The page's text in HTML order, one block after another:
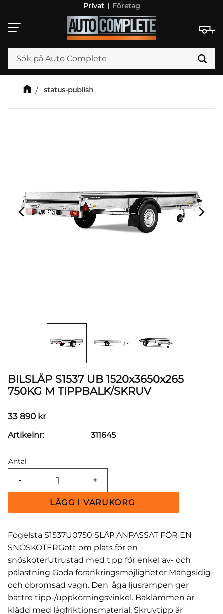
Meny
Privat Företag
status-publish
BILSLÄP S1537 UB 1520x3650x265
750KG M TIPPBALK/SKRUV
33 890 kr
Antal
+
-
Artikelnr 311645
Fogelsta S1537U0750 SLÄP ANPASSAT FÖR EN
SNÖSKOTERGott om plats för en
snöskoterUtrustad med tipp för enkel av- och
pålastning Goda förankringsmöjligheter Mångsidig
och obromsad vagn. Den låga ljusrampen ger
bättre tipp-/uppkörningsvinkel. Baklämmen är
klädd med lågfriktionsmaterial. Skruvtipp är